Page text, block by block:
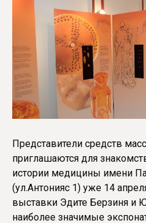
Представители средств
приглашаются для
истории медицины имени
(ул.Антонияс 1) уже 14
выставки Эдите Берзиня и
наиболее значимые